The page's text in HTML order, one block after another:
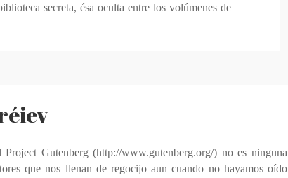
secreta, ésa oculta entre los volúmenes de
Project Gutenberg (http://www.gutenberg.org/) no es ninguna
que nos llenan de regocijo aun cuando no hayamos oído